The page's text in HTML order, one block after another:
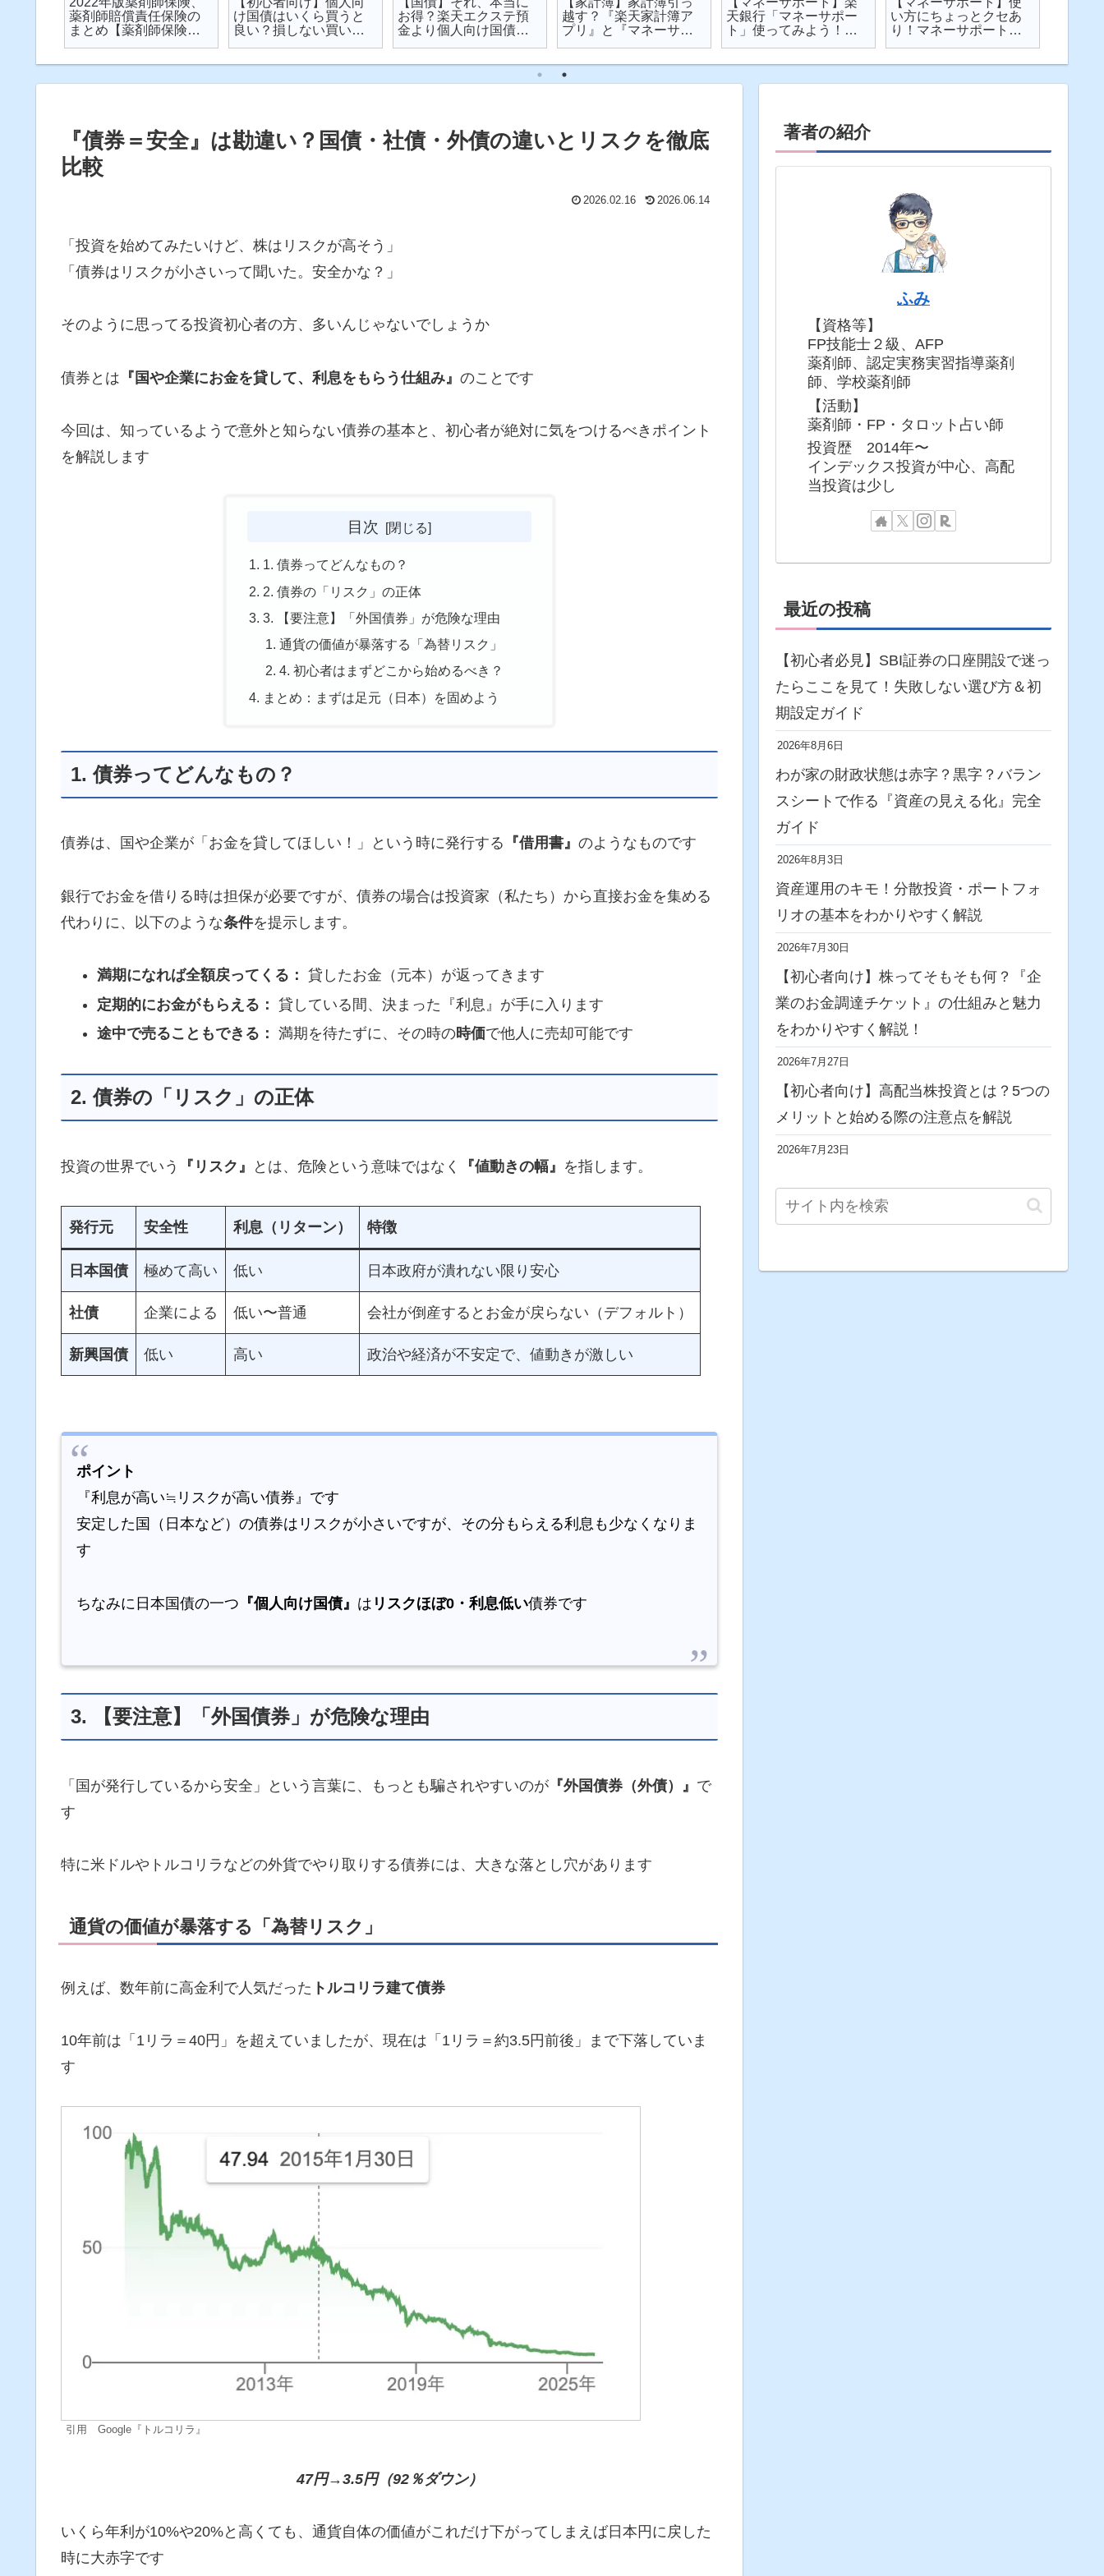
薬剤師賠償責任保険の
まとめ【薬剤師保険】
け国債はいくら買うと
良い？損しない買い方
お得？楽天エクステ預
金より個人向け国債を
越す？『楽天家計簿ア
プリ』と『マネーサポ
天銀行「マネーサポー
ト」使ってみよう！
い方にちょっとクセあ
り！マネーサポートの
『債券＝安全』は勘違い？国債・社債・外債の違いとリスクを徹底
比較
2026.02.16 2026.06.14
「投資を始めてみたいけど、株はリスクが高そう」
「債券はリスクが小さいって聞いた。安全かな？」
そのように思ってる投資初心者の方、多いんじゃないでしょうか
債券とは 『国や企業にお金を貸して、利息をもらう仕組み』 のことです
今回は、知っているようで意外と知らない債券の基本と、初心者が絶対に気をつけるべきポイント
を解説します
目次
1. 債券ってどんなもの？
2. 債券の「リスク」の正体
3. 【要注意】「外国債券」が危険な理由
通貨の価値が暴落する「為替リスク」
4. 初心者はまずどこから始めるべき？
まとめ：まずは足元（日本）を固めよう
1. 債券ってどんなもの？
債券は、国や企業が「お金を貸してほしい！」という時に発行する 『借用書』 のようなものです
銀行でお金を借りる時は担保が必要ですが、債券の場合は投資家（私たち）から直接お金を集める
代わりに、以下のような条件を提示します。
満期になれば全額戻ってくる： 貸したお金（元本）が返ってきます
定期的にお金がもらえる： 貸している間、決まった『利息』が手に入ります
途中で売ることもできる： 満期を待たずに、その時の時価で他人に売却可能です
2. 債券の「リスク」の正体
投資の世界でいう 『リスク』 とは、危険という意味ではなく 『値動きの幅』 を指します。
発行元 安全性 利息（リターン） 特徴
日本国債 極めて高い 低い 日本政府が潰れない限り安心
社債 企業による 低い〜普通 会社が倒産するとお金が戻らない（デフォルト）
新興国債 低い 高い 政治や経済が不安定で、値動きが激しい
ポイント
『利息が高い≒リスクが高い債券』です
安定した国（日本など）の債券はリスクが小さいですが、その分もらえる利息も少なくなりま
す
ちなみに日本国債の一つ 『個人向け国債』 は リスクほぼ0・利息低い債券です
3. 【要注意】「外国債券」が危険な理由
「国が発行しているから安全」という言葉に、もっとも騙されやすいのが 『外国債券（外債）』 で
す
特に米ドルやトルコリラなどの外貨でやり取りする債券には、大きな落とし穴があります
通貨の価値が暴落する「為替リスク」
例えば、数年前に高金利で人気だった トルコリラ建て債券
10年前は「1リラ＝40円」を超えていましたが、現在は「1リラ＝約3.5円前後」まで下落していま
す
引用 Google『トルコリラ』
47円→3.5円（92％ダウン）
いくら年利が10%や20%と高くても、通貨自体の価値がこれだけ下がってしまえば日本円に戻した
時に大赤字です
著者の紹介
ふみ
【資格等】
FP技能士２級、AFP
薬剤師、認定実務実習指導薬剤
師、学校薬剤師
【活動】
薬剤師・FP・タロット占い師
投資歴 2014年〜
インデックス投資が中心、高配
当投資は少し
最近の投稿
【初心者必見】SBI証券の口座開設で迷っ
たらここを見て！失敗しない選び方＆初
期設定ガイド
2026年8月6日
わが家の財政状態は赤字？黒字？バラン
スシートで作る『資産の見える化』完全
ガイド
2026年8月3日
資産運用のキモ！分散投資・ポートフォ
リオの基本をわかりやすく解説
2026年7月30日
【初心者向け】株ってそもそも何？『企
業のお金調達チケット』の仕組みと魅力
をわかりやすく解説！
2026年7月27日
【初心者向け】高配当株投資とは？5つの
メリットと始める際の注意点を解説
2026年7月23日